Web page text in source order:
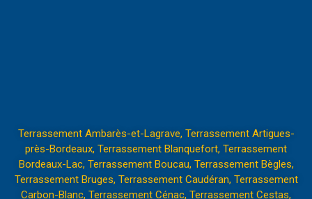
Terrassement Ambarès-et-Lagrave, Terrassement Artigues-
près-Bordeaux, Terrassement Blanquefort, Terrassement
Bordeaux-Lac, Terrassement Boucau, Terrassement Bègles,
Terrassement Bruges, Terrassement Caudéran, Terrassement
Carbon-Blanc, Terrassement Cénac, Terrassement Cestas,